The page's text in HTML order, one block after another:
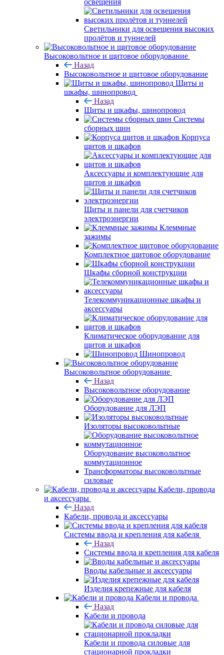
освещения
Светильники для освещения высоких
пролётов и туннелей
Высоковольтное и щитовое оборудование
Назад
Высоковольтное и щитовое оборудование
Щиты и
шкафы, шинопровод
Назад
Щиты и шкафы, шинопровод
Системы
сборных шин
Корпуса
щитов и шкафов
Аксессуары и комплектующие для
щитов и шкафов
Щиты и панели для счетчиков
электроэнергии
Клеммные
зажимы
Комплектное щитовое оборудование
Шкафы сборной конструкции
Телекоммуникационные шкафы и
аксессуары
Климатическое оборудование для
щитов и шкафов
Шинопровод
Высоковольтное оборудование
Назад
Высоковольтное оборудование
Оборудование для ЛЭП
Изоляторы высоковольтные
Оборудование высоковольтное
коммутационное
Трансформаторы высоковольтные
силовые
Кабели, провода
и аксессуары
Назад
Кабели, провода и аксессуары
Системы ввода и крепления для кабеля
Назад
Системы ввода и крепления для кабеля
Вводы кабельные и аксессуары
Изделия крепежные для кабеля
Кабели и провода
Назад
Кабели и провода
Кабели и провода силовые для
стационарной прокладки